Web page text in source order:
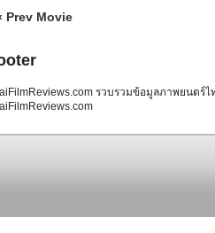
Prev Movie
รวบรวมข้อมูลภาพยนตร์